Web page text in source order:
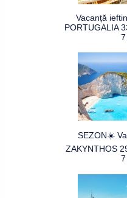
Vacanță
PORTUGALIA
SEZON☀️
ZAKYNTHOS